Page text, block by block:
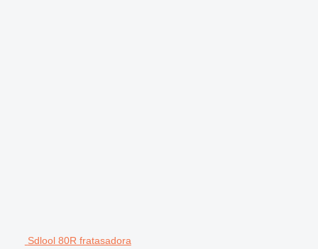
Sdlool 80R fratasadora